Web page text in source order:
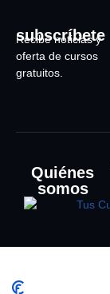
subscríbete
Recibe noticias y
oferta de cursos
gratuitos.
Quiénes
somos